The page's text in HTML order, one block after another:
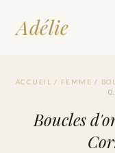
Adélie
ACCUEIL / FEMME /
Boucles